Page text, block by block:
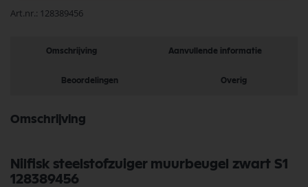
Art.nr. 128389456
Omschrijving Aanvullende informatie
Beoordelingen Overig
Omschrijving
Nilfisk steelstofzuiger muurbeugel zwart S1
128389456